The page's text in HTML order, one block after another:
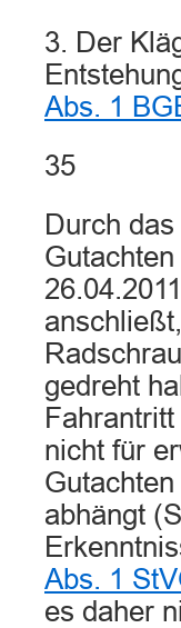
3. Der
Abs. 1
35
Durch
gedreht
nicht für
abhängt
Abs. 1
es daher